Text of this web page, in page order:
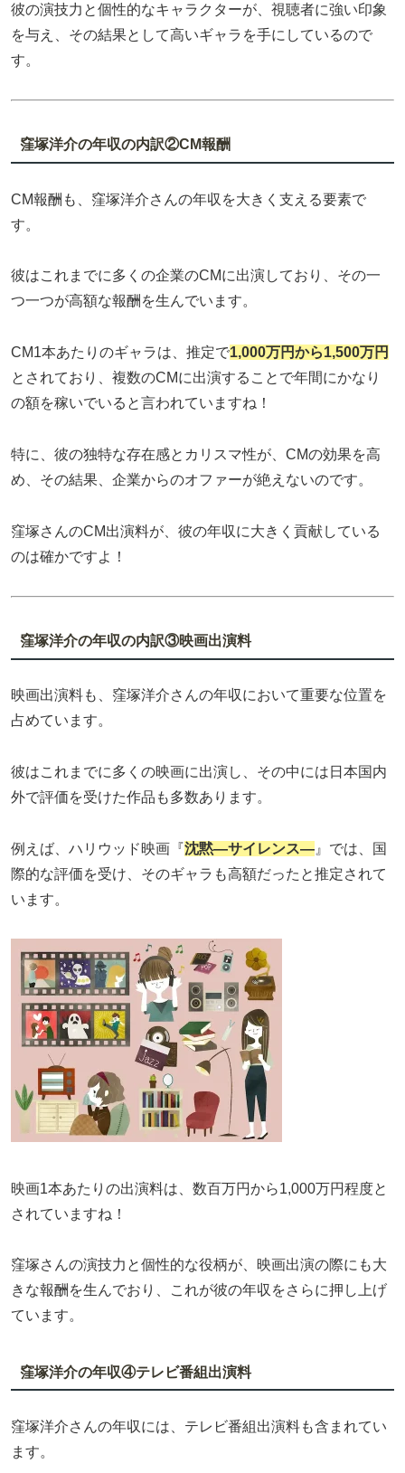
彼の演技力と個性的なキャラクターが、視聴者に強い印象
を与え、その結果として高いギャラを手にしているので
す。
窪塚洋介の年収の内訳②CM報酬
CM報酬も、窪塚洋介さんの年収を大きく支える要素で
す。
彼はこれまでに多くの企業のCMに出演しており、その一
つ一つが高額な報酬を生んでいます。
CM1本あたりのギャラは、推定で1,000万円から1,500万円
とされており、複数のCMに出演することで年間にかなり
の額を稼いでいると言われていますね！
特に、彼の独特な存在感とカリスマ性が、CMの効果を高
め、その結果、企業からのオファーが絶えないのです。
窪塚さんのCM出演料が、彼の年収に大きく貢献している
のは確かですよ！
窪塚洋介の年収の内訳③映画出演料
映画出演料も、窪塚洋介さんの年収において重要な位置を
占めています。
彼はこれまでに多くの映画に出演し、その中には日本国内
外で評価を受けた作品も多数あります。
例えば、ハリウッド映画『沈黙―サイレンス― 』では、国
際的な評価を受け、そのギャラも高額だったと推定されて
います。
映画1本あたりの出演料は、数百万円から1,000万円程度と
されていますね！
窪塚さんの演技力と個性的な役柄が、映画出演の際にも大
きな報酬を生んでおり、これが彼の年収をさらに押し上げ
ています。
窪塚洋介の年収④テレビ番組出演料
窪塚洋介さんの年収には、テレビ番組出演料も含まれてい
ます。